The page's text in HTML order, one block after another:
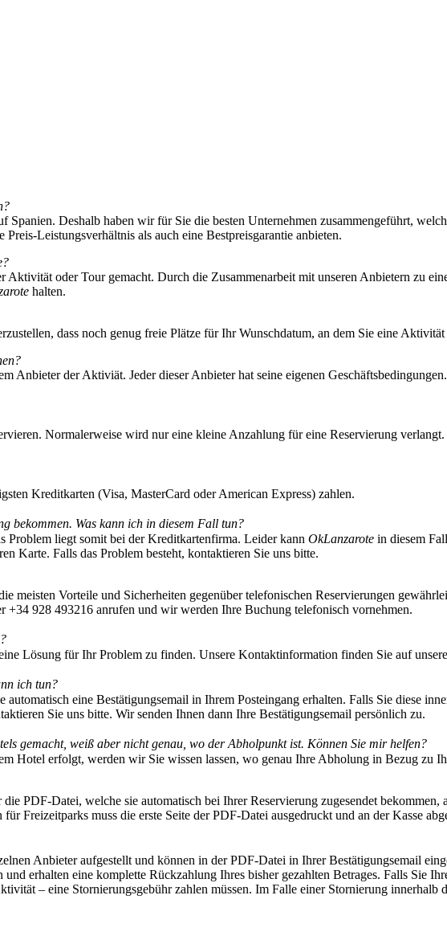
Spanien. Deshalb haben wir für Sie die besten Unternehmen zusammengeführt,
Leistungsverhältnis als auch eine Bestpreisgarantie anbieten.
oder Tour gemacht. Durch die Zusammenarbeit mit unseren Anbietern zu
halten.
dass noch genug freie Plätze für Ihr Wunschdatum, an dem Sie eine
Anbieter der Aktiviät. Jeder dieser Anbieter hat seine eigenen
Normalerweise wird nur eine kleine Anzahlung für eine Reservierung
Kreditkarten (Visa, MasterCard oder American Express) zahlen.
bekommen. Was kann ich in diesem Fall tun?
Problem liegt somit bei der Kreditkartenfirma. Leider kann OkLanzarote in diesem
Karte. Falls das Problem besteht, kontaktieren Sie uns bitte.
meisten Vorteile und Sicherheiten gegenüber telefonischen Reservierungen
+34 928 493216 anrufen und wir werden Ihre Buchung telefonisch vornehmen.
Lösung für Ihr Problem zu finden. Unsere Kontaktinformation finden Sie auf
ich tun?
eine Bestätigungsemail in Ihrem Posteingang erhalten. Falls Sie diese
Sie uns bitte. Wir senden Ihnen dann Ihre Bestätigungsemail persönlich zu.
gemacht, weiß aber nicht genau, wo der Abholpunkt ist. Können Sie mir helfen?
Hotel erfolgt, werden wir Sie wissen lassen, wo genau Ihre Abholung in Bezug zu
PDF-Datei, welche sie automatisch bei Ihrer Reservierung zugesendet
Freizeitparks muss die erste Seite der PDF-Datei ausgedruckt und an der Kasse
Anbieter aufgestellt und können in der PDF-Datei in Ihrer Bestätigungsemail
erhalten eine komplette Rückzahlung Ihres bisher gezahlten Betrages. Falls Sie
– eine Stornierungsgebühr zahlen müssen. Im Falle einer Stornierung innerhalb